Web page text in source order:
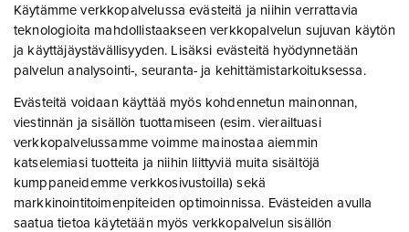
Käytämme verkkopalvelussa evästeitä ja niihin verrattavia
teknologioita mahdollistaakseen verkkopalvelun sujuvan käytön
ja käyttäjäystävällisyyden. Lisäksi evästeitä hyödynnetään
palvelun analysointi-, seuranta- ja kehittämistarkoituksessa.
Evästeitä voidaan käyttää myös kohdennetun mainonnan,
viestinnän ja sisällön tuottamiseen (esim. vierailtuasi
verkkopalvelussamme voimme mainostaa aiemmin
katselemiasi tuotteita ja niihin liittyviä muita sisältöjä
kumppaneidemme verkkosivustoilla) sekä
markkinointitoimenpiteiden optimoinnissa. Evästeiden avulla
saatua tietoa käytetään myös verkkopalvelun sisällön